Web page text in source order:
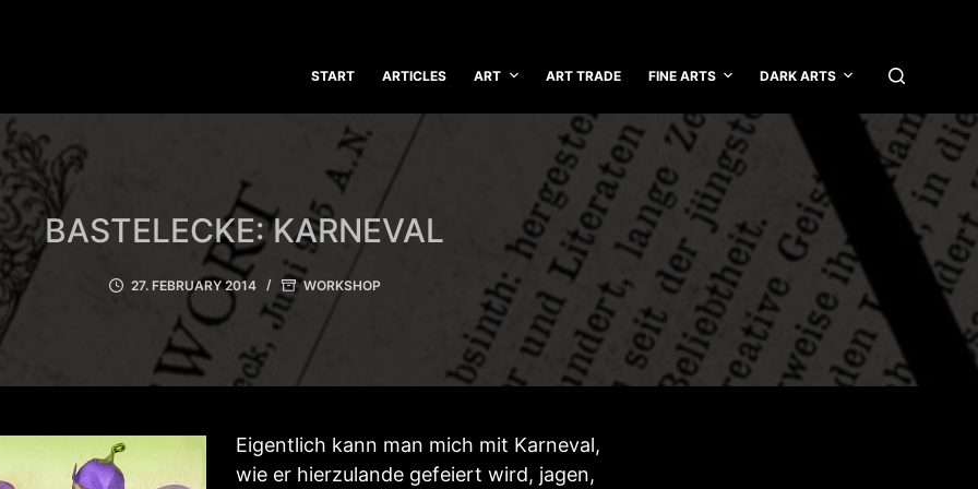
START ARTICLES ART ART TRADE FINE ARTS DARK ARTS
BASTELECKE: KARNEVAL
27. FEBRUARY 2014 WORKSHOP
Eigentlich kann man mich mit Karneval,
wie er hierzulande gefeiert wird, jagen,